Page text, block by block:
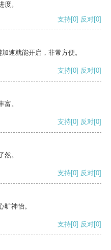
。
支持[0] 反对[0]
速就能开启，非常方便。
支持[0] 反对[0]
。
支持[0] 反对[0]
。
支持[0] 反对[0]
神怡。
支持[0] 反对[0]